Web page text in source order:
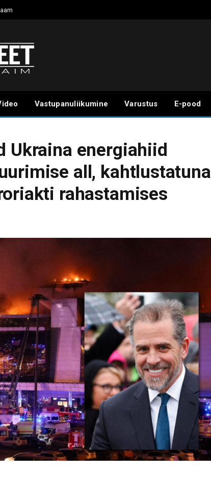
Vastupanuliikumine Varustus E-pood
Ukraina energiahiid
all, kahtlustatuna
rahastamises